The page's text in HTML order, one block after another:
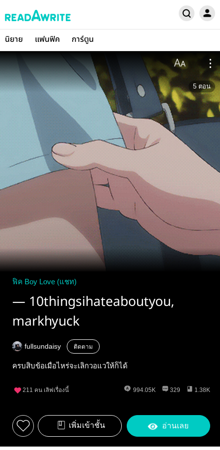
นิยาย แฟนฟิค การ์ตูน
5 ตอน
ฟิค Boy Love (แชท)
— 10thingsihateaboutyou,
markhyuck
fullsundaisy ติดตาม
ครบสิบข้อเมื่อไหร่จะเลิกวอแวให้ก็ได้
211 คน เลิฟเรื่องนี้ 994.05K 329 1.38K
เพิ่มเข้าชั้น อ่านเลย